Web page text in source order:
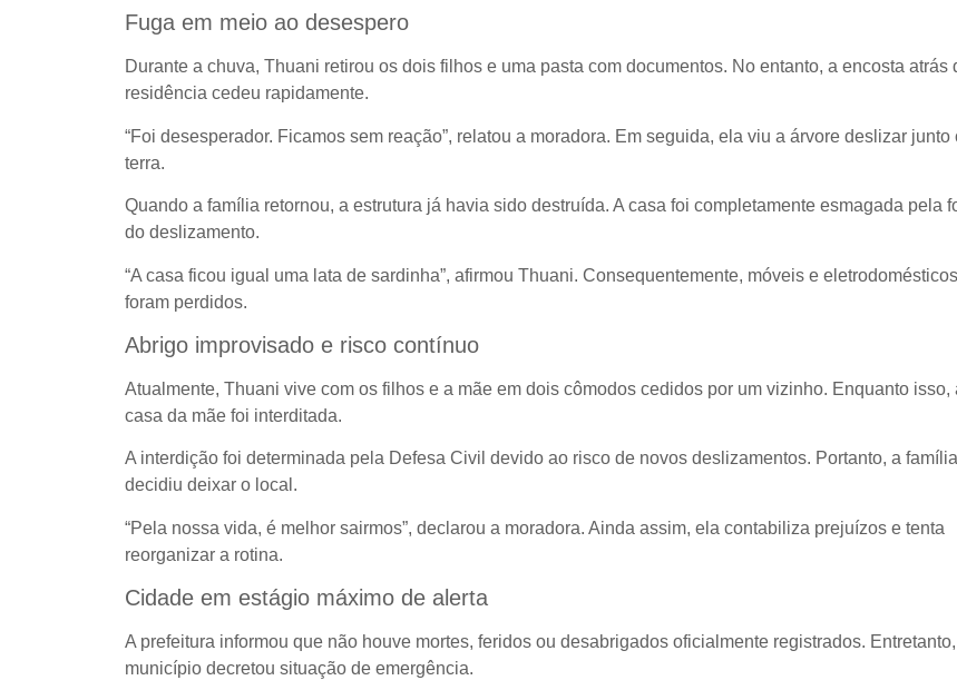
Fuga em meio ao desespero
Durante a chuva, Thuani retirou os dois filhos e uma pasta com documentos. No entanto, a encosta atrás
residência cedeu rapidamente.
“Foi desesperador. Ficamos sem reação”, relatou a moradora. Em seguida, ela viu a árvore deslizar junto
terra.
Quando a família retornou, a estrutura já havia sido destruída. A casa foi completamente esmagada pela
do deslizamento.
“A casa ficou igual uma lata de sardinha”, afirmou Thuani. Consequentemente, móveis e eletrodomésticos
foram perdidos.
Abrigo improvisado e risco contínuo
Atualmente, Thuani vive com os filhos e a mãe em dois cômodos cedidos por um vizinho. Enquanto isso,
casa da mãe foi interditada.
A interdição foi determinada pela Defesa Civil devido ao risco de novos deslizamentos. Portanto, a família
decidiu deixar o local.
“Pela nossa vida, é melhor sairmos”, declarou a moradora. Ainda assim, ela contabiliza prejuízos e tenta
reorganizar a rotina.
Cidade em estágio máximo de alerta
A prefeitura informou que não houve mortes, feridos ou desabrigados oficialmente registrados.
município decretou situação de emergência.